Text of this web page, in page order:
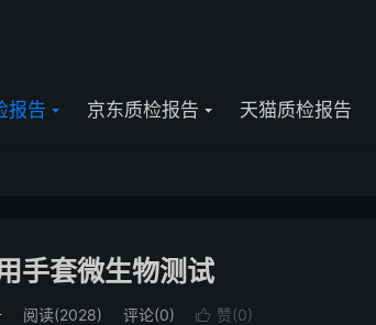
报告 京东质检报告 天猫质检报告
手套微生物测试
阅读(2028) 评论(0)  赞(0)